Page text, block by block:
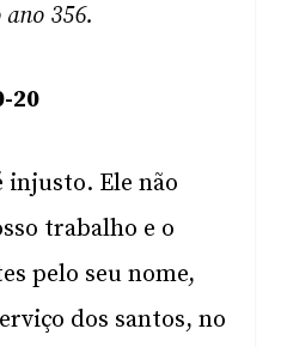
356.
20
injusto. Ele não
trabalho e o
pelo seu nome,
dos santos, no